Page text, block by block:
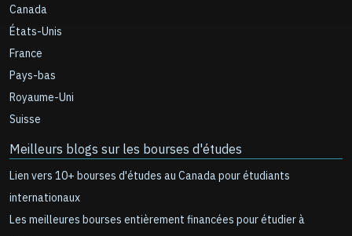
Canada
États-Unis
France
Pays-bas
Royaume-Uni
Suisse
Meilleurs blogs sur les bourses d'études
Lien vers 10+ bourses d'études au Canada pour étudiants
internationaux
Les meilleures bourses entièrement financées pour étudier à